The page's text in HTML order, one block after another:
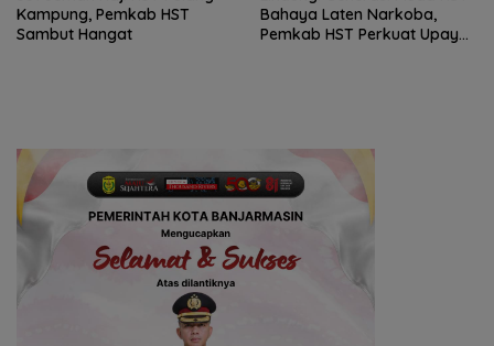
Kampung, Pemkab HST
Sambut Hangat
Bahaya Laten Narkoba,
Pemkab HST Perkuat Upaya